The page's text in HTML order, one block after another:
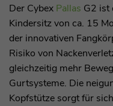
Der Cybex Pallas G2 ist
Kindersitz von ca. 15
der innovativen
Risiko von
gleichzeitig mehr
Gurtsysteme. Die
Kopfstütze sorgt für